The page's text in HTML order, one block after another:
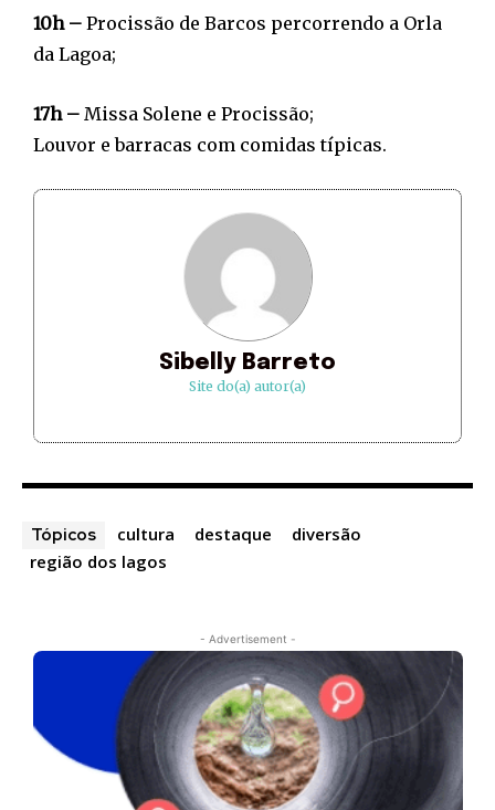
10h – Procissão de Barcos percorrendo a Orla
da Lagoa;
17h – Missa Solene e Procissão;
Louvor e barracas com comidas típicas.
Sibelly Barreto
Site do(a) autor(a)
Tópicos cultura destaque
diversão
região dos lagos
- Advertisement -